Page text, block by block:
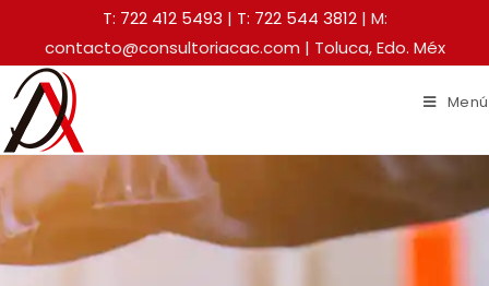
T: 722 412 5493 | T: 722 544 3812| M:
contacto@consultoriacac.com | Toluca, Edo. Méx
Menú